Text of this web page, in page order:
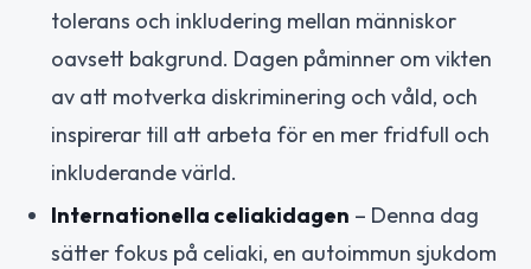
tolerans och inkludering mellan människor
oavsett bakgrund. Dagen påminner om vikten
av att motverka diskriminering och våld, och
inspirerar till att arbeta för en mer fridfull och
inkluderande värld.
Internationella celiakidagen – Denna dag
sätter fokus på celiaki, en autoimmun sjukdom